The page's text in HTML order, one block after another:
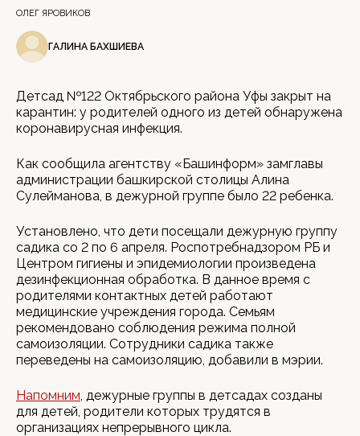
ОЛЕГ ЯРОВИКОВ
ГАЛИНА БАХШИЕВА
Детсад №122 Октябрьского района Уфы закрыт на
карантин: у родителей одного из детей обнаружена
коронавирусная инфекция.
Как сообщила агентству «Башинформ» замглавы
администрации башкирской столицы Алина
Сулейманова, в дежурной группе было 22 ребенка.
Установлено, что дети посещали дежурную группу
садика со 2 по 6 апреля. Роспотребнадзором РБ и
Центром гигиены и эпидемиологии произведена
дезинфекционная обработка. В данное время с
родителями контактных детей работают
медицинские учреждения города. Семьям
рекомендовано соблюдения режима полной
самоизоляции. Сотрудники садика также
переведены на самоизоляцию, добавили в мэрии.
Напомним, дежурные группы в детсадах созданы
для детей, родители которых трудятся в
организациях непрерывного цикла.